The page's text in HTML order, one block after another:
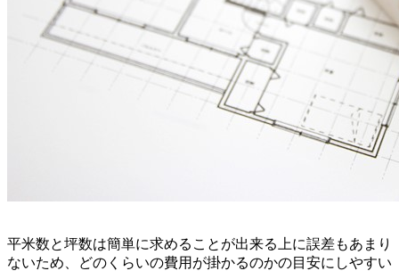
平米数と坪数は簡単に求めることが出来る上に誤差もあまり
ないため、どのくらいの費用が掛かるのかの目安にしやすい